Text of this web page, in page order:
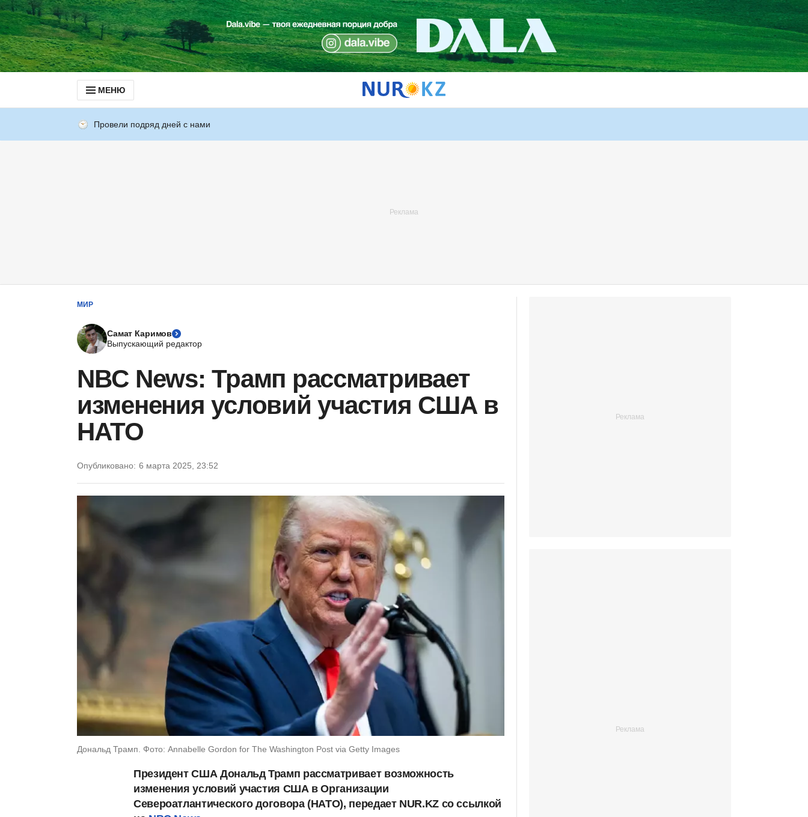
МЕНЮ
Провели подряд дней с нами
МИР
Самат Каримов
Выпускающий редактор
NBC News: Трамп рассматривает
изменения условий участия США в
НАТО
Опубликовано: 6 марта 2025, 23:52
Дональд Трамп. Фото: Annabelle Gordon for The Washington Post via Getty Images
Президент США Дональд Трамп рассматривает возможность
изменения условий участия США в Организации
Североатлантического договора (НАТО), передает NUR.KZ со ссылкой